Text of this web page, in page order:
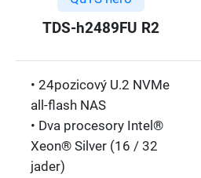
TDS-h2489FU R2
• 24pozicový U.2 NVMe
all-flash NAS
• Dva procesory Intel®
Xeon® Silver (16 / 32
jader)